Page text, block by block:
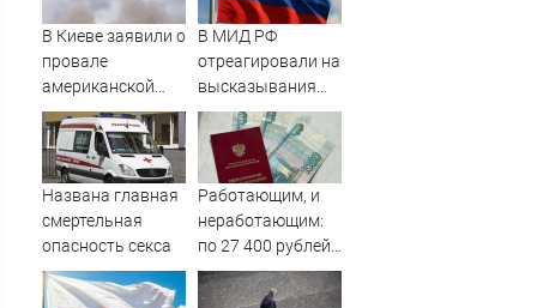
это инструмент
массированного
В Киеве заявили о
провале
американской
операции «Убей
лучника» против
России
В МИД РФ
отреагировали на
высказывания
властей Японии
про атаку на
Хиросиму
Названа главная
смертельная
опасность секса
Работающим, и
неработающим:
по 27 400 рублей
вручат
пенсионерам в